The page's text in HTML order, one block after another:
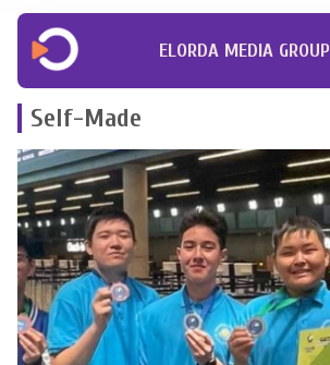
ELORDA MEDIA GROUP
Self-Made